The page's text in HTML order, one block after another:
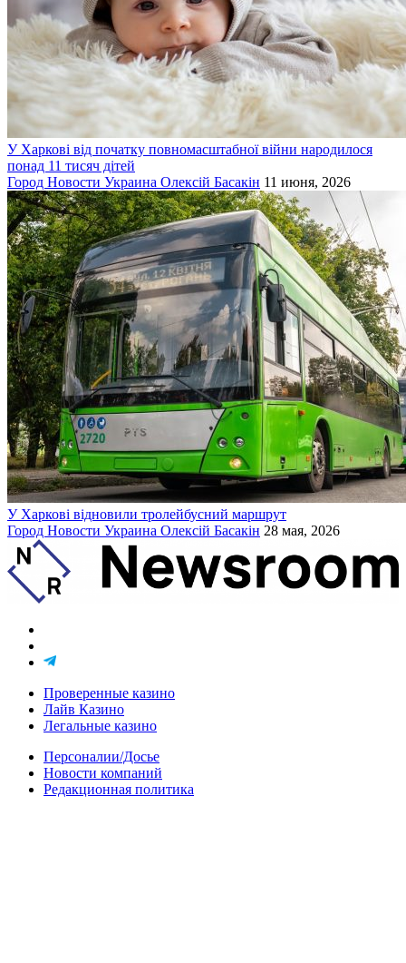
У Харкові від початку повномасштабної війни народилося
понад 11 тисяч дітей
Город Новости Украина Олексій Басакін 11 июня, 2026
У Харкові відновили тролейбусний маршрут
Город Новости Украина Олексій Басакін 28 мая, 2026
Проверенные казино
Лайв Казино
Легальные казино
Персоналии/Досье
Новости компаний
Редакционная политика